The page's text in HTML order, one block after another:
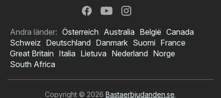
Andra länder: Österreich Australia België Canada
Schweiz Deutschland Danmark Suomi France
Great Britain Italia Lietuva Nederland Norge
South Africa
Copyright © 2026 Bastaerbjudanden.se.